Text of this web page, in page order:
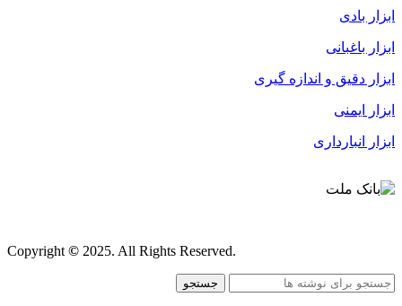
ابزار بادی
ابزار باغبانی
ابزار دقیق و اندازه گیری
ابزار ایمنی
ابزار انبارداری
Copyright© 2025. All Rights Reserved.
جستجو